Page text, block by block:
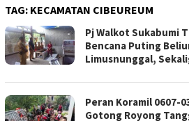
TAG: KECAMATAN CIBEUREUM
Pj Walkot Sukabumi
Bencana Puting
Limusnunggal,
Peran Koramil 0607-
Gotong Royong